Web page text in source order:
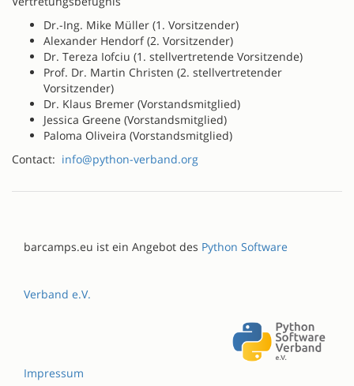
Dr.-Ing. Mike Müller (1. Vorsitzender)
Alexander Hendorf (2. Vorsitzender)
Dr. Tereza Iofciu (1. stellvertretende Vorsitzende)
Prof. Dr. Martin Christen (2. stellvertretender
Vorsitzender)
Dr. Klaus Bremer (Vorstandsmitglied)
Jessica Greene (Vorstandsmitglied)
Paloma Oliveira (Vorstandsmitglied)
Contact: info@python-verband.org
barcamps.eu ist ein Angebot des Python Software
Verband e.V.
Impressum